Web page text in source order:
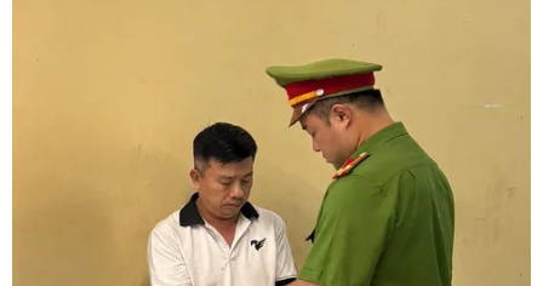
​Lấy mẫu xét nghiệm F1, F2 của người đàn